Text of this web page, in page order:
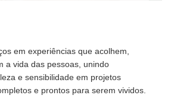
em experiências que acolhem,
a vida das pessoas, unindo
e sensibilidade em projetos
e prontos para serem vividos.